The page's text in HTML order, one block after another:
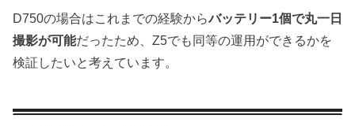
D750の場合はこれまでの経験からバッテリー1個で丸一日
撮影が可能だったため、Z5でも同等の運用ができるかを
検証したいと考えています。